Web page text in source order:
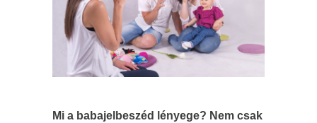
Mi a babajelbeszéd lényege? Nem csak